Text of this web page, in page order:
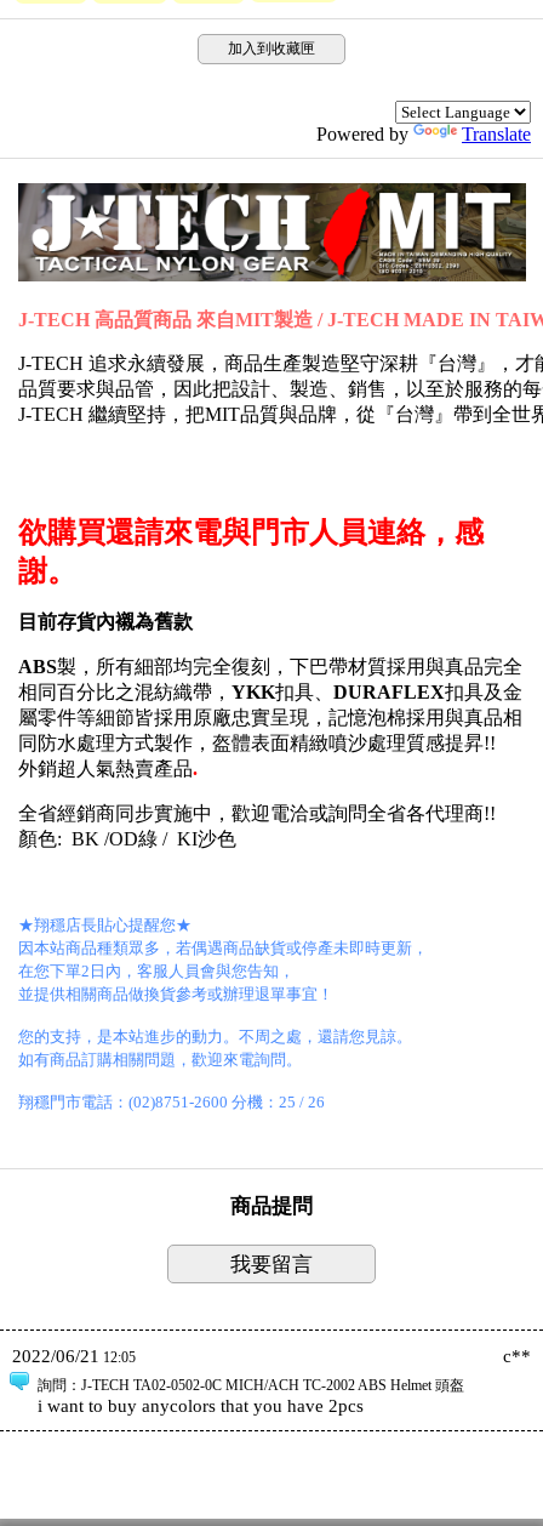
加入到收藏匣
Powered by Translate
J-TECH 高品質商品 來自MIT製造 / J-TECH MADE IN
J-TECH 追求永續發展，商品生產製造堅守深耕『台灣』，
品質要求與品管，因此把設計、製造、銷售，以至於服務的
J-TECH 繼續堅持，把MIT品質與品牌，從『台灣』帶到全世
欲購買還請來電與門市人員連絡，感
謝。
目前存貨內襯為舊款
ABS製，所有細部均完全復刻，下巴帶材質採用與真品完全
相同百分比之混紡織帶， YKK扣具、 DURAFLEX扣具及金
屬零件等細節皆採用原廠忠實呈現，記憶泡棉採用與真品相
同防水處理方式製作，盔體表面精緻噴沙處理質感提昇!!
外銷超人氣熱賣產品.
全省經銷商同步實施中，歡迎電洽或詢問全省各代理商!!
顏色: BK /OD綠 / KI沙色
★翔穩店長貼心提醒您★
因本站商品種類眾多，若偶遇商品缺貨或停產未即時更新，
在您下單2日內，客服人員會與您告知，
並提供相關商品做換貨參考或辦理退單事宜！
您的支持，是本站進步的動力。不周之處，還請您見諒。
如有商品訂購相關問題，歡迎來電詢問。
翔穩門市電話：(02)8751-2600 分機：25 / 26
商品提問
我要留言
2022/06/21 12:05 c**
詢問 ：J-TECH TA02-0502-0C MICH/ACH TC-2002 ABS Helmet 頭盔
i want to buy anycolors that you have 2pcs